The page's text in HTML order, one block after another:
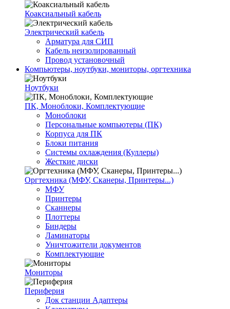
Коаксиальный кабель
Электрический кабель
Арматура для СИП
Кабель неизолированный
Провод установочный
Компьютеры, ноутбуки, мониторы, оргтехника
Ноутбуки
ПК, Моноблоки, Комплектующие
Моноблоки
Персональные компьютеры (ПК)
Корпуса для ПК
Блоки питания
Системы охлаждения (Куллеры)
Жесткие диски
Оргтехника (МФУ, Сканеры, Принтеры...)
МФУ
Принтеры
Сканнеры
Плоттеры
Биндеры
Ламинаторы
Уничтожители документов
Комплектующие
Мониторы
Периферия
Док станции Адаптеры